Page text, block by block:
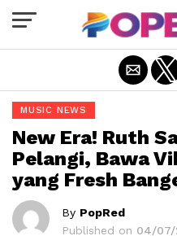
MUSIC NEWS
New Era! Ruth
Pelangi, Bawa
yang Fresh
By PopRed
Published on 04/07/
Exit